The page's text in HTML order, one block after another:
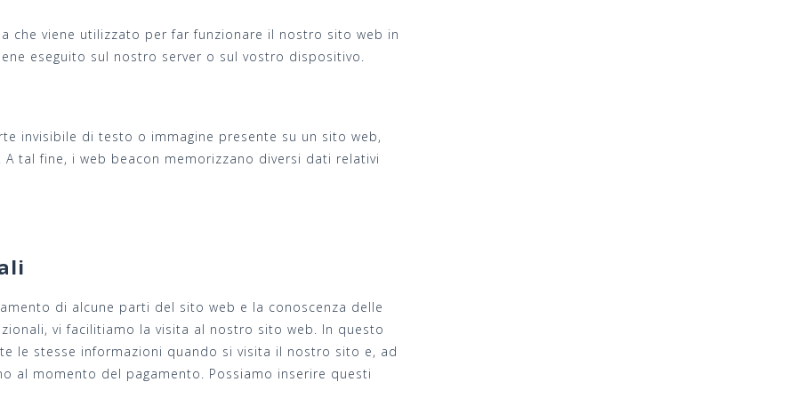
che viene utilizzato per far funzionare il nostro sito web in
eseguito sul nostro server o sul vostro dispositivo.
invisibile di testo o immagine presente su un sito web,
tal fine, i web beacon memorizzano diversi dati relativi
di alcune parti del sito web e la conoscenza delle
vi facilitiamo la visita al nostro sito web. In questo
le stesse informazioni quando si visita il nostro sito e, ad
al momento del pagamento. Possiamo inserire questi